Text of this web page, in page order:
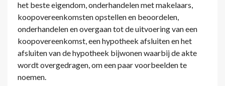
het beste eigendom, onderhandelen met makelaars,
koopovereenkomsten opstellen en beoordelen,
onderhandelen en overgaan tot de uitvoering van een
koopovereenkomst, een hypotheek afsluiten en het
afsluiten van de hypotheek bijwonen waarbij de akte
wordt overgedragen, om een paar voorbeelden te
noemen.